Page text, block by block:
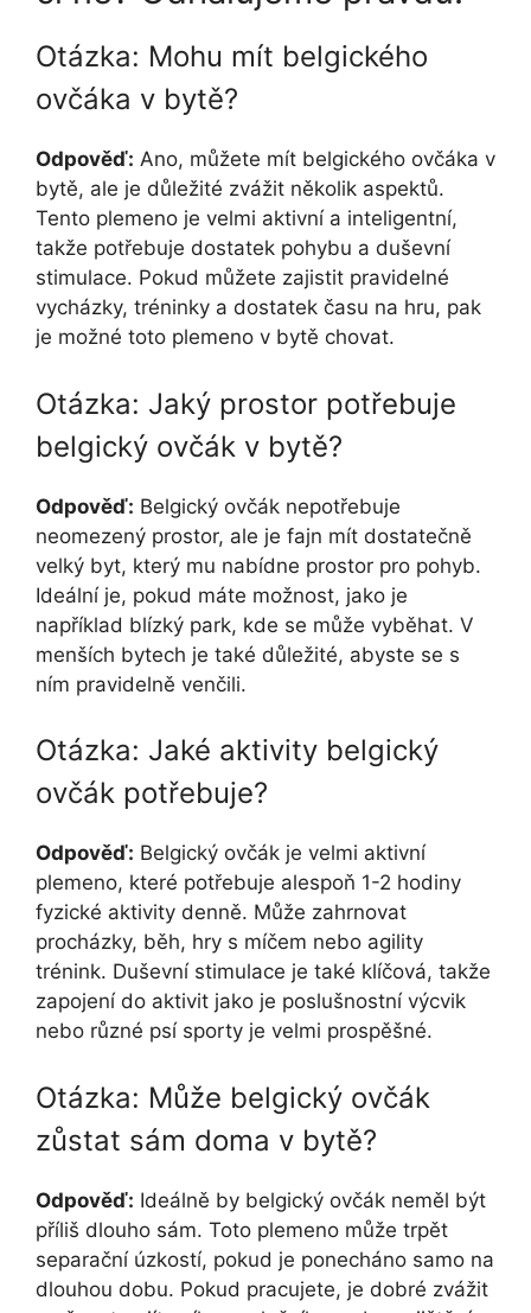
Otázka: Mohu mít belgického
ovčáka v bytě?
Odpověď: Ano, můžete mít belgického ovčáka v
bytě, ale je důležité zvážit několik aspektů.
Tento plemeno je velmi aktivní a inteligentní,
takže potřebuje dostatek pohybu a duševní
stimulace. Pokud můžete zajistit pravidelné
vycházky, tréninky a dostatek času na hru, pak
je možné toto plemeno v bytě chovat.
Otázka: Jaký prostor potřebuje
belgický ovčák v bytě?
Odpověď: Belgický ovčák nepotřebuje
neomezený prostor, ale je fajn mít dostatečně
velký byt, který mu nabídne prostor pro pohyb.
Ideální je, pokud máte možnost, jako je
například blízký park, kde se může vyběhat. V
menších bytech je také důležité, abyste se s
ním pravidelně venčili.
Otázka: Jaké aktivity belgický
ovčák potřebuje?
Odpověď: Belgický ovčák je velmi aktivní
plemeno, které potřebuje alespoň 1-2 hodiny
fyzické aktivity denně. Může zahrnovat
procházky, běh, hry s míčem nebo agility
trénink. Duševní stimulace je také klíčová, takže
zapojení do aktivit jako je poslušnostní výcvik
nebo různé psí sporty je velmi prospěšné.
Otázka: Může belgický ovčák
zůstat sám doma v bytě?
Odpověď: Ideálně by belgický ovčák neměl být
příliš dlouho sám. Toto plemeno může trpět
separační úzkostí, pokud je ponecháno samo na
dlouhou dobu. Pokud pracujete, je dobré zvážit